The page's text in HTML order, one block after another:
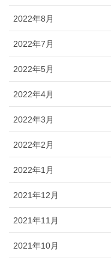
2022年8月
2022年7月
2022年5月
2022年4月
2022年3月
2022年2月
2022年1月
2021年12月
2021年11月
2021年10月